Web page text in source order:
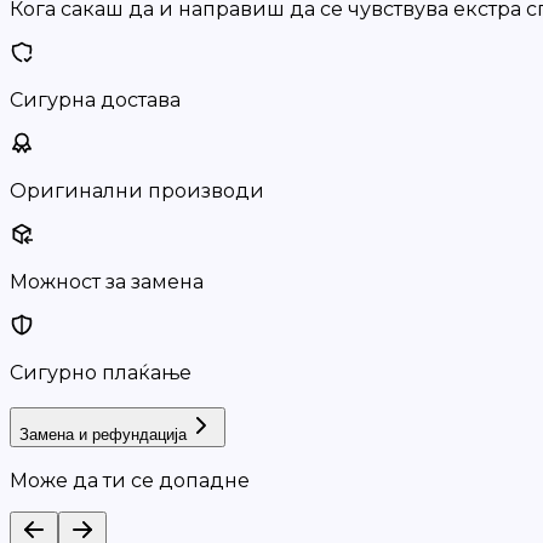
Кога сакаш да и направиш да се чувствува екстра
Сигурна достава
Оригинални производи
Можност за замена
Сигурно плаќање
Замена и рефундација
Може да ти се допадне